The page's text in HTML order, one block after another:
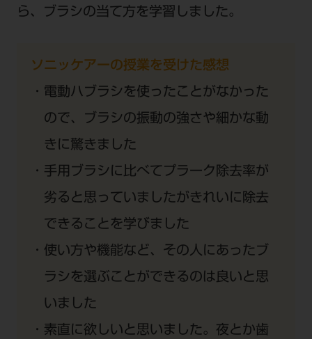
ら、ブラシの当て方を学習しました。
ソニッケアーの授業を受けた感想
電動ハブラシを使ったことがなかった
ので、ブラシの振動の強さや細かな動
きに驚きました
手用ブラシに比べてプラーク除去率が
劣ると思っていましたがきれいに除去
できることを学びました
使い方や機能など、その人にあったブ
ラシを選ぶことができるのは良いと思
いました
素直に欲しいと思いました。夜とか歯